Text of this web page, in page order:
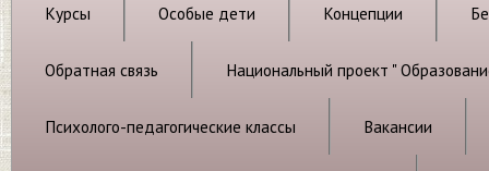
Курсы Особые дети Концепции
Обратная связь Национальный проект "
Психолого-педагогические классы Вакансии